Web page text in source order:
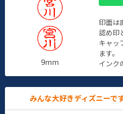
9mm
印面は
認め印
キャッ
ます。
インク
みんな大好きディズニーで